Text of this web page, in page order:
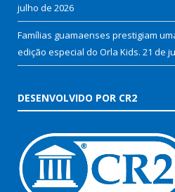
julho de 2026
Famílias guamaenses prestigiam
edição especial do Orla Kids. 21 de
DESENVOLVIDO POR CR2